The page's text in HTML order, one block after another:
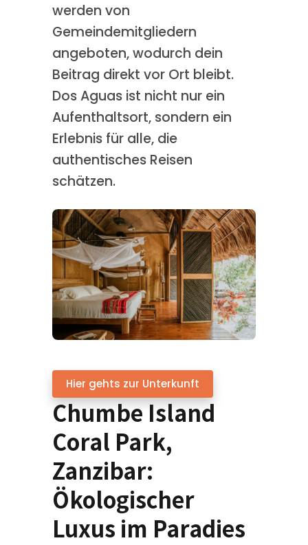
werden von
Gemeindemitgliedern
angeboten, wodurch dein
Beitrag direkt vor Ort bleibt.
Dos Aguas ist nicht nur ein
Aufenthaltsort, sondern ein
Erlebnis für alle, die
authentisches Reisen
schätzen.
Hier gehts zur Unterkunft
Chumbe Island
Coral Park,
Zanzibar:
Ökologischer
Luxus im Paradies